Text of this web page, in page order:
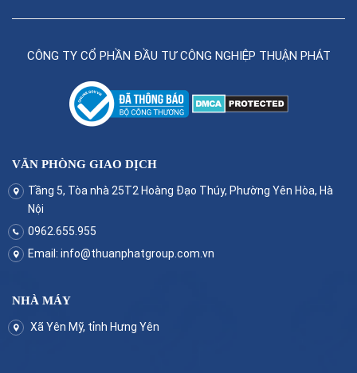
CÔNG TY CỔ PHẦN ĐẦU TƯ CÔNG NGHIỆP THUẬN PHÁT
VĂN PHÒNG GIAO DỊCH
Tầng 5, Tòa nhà 25T2 Hoàng Đạo Thúy, Phường Yên Hòa, Hà
Nội
0962.655.955
Email: info@thuanphatgroup.com.vn
NHÀ MÁY
Xã Yên Mỹ, tỉnh Hưng Yên